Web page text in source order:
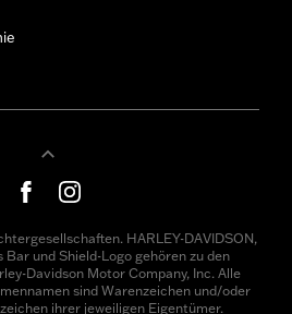
HARLEY-DAVIDSON,
Bar und Shield-Logo gehören zu den
Davidson Motor Company, Inc. Alle
sind Warenzeichen und/oder
ihrer jeweiligen Eigentümer.